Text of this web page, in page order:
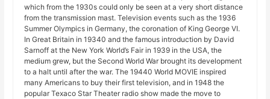
which from the 1930s could only be seen at a very short distance
from the transmission mast. Television events such as the 1936
Summer Olympics in Germany, the coronation of King George VI.
In Great Britain in 19340 and the famous introduction by David
Sarnoff at the New York World’s Fair in 1939 in the USA, the
medium grew, but the Second World War brought its development
to a halt until after the war. The 19440 World MOVIE inspired
many Americans to buy their first television, and in 1948 the
popular Texaco Star Theater radio show made the move to